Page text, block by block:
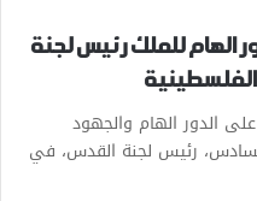
الهام للملك رئيس لجنة
على الدور الهام والجهود
رئيس لجنة القدس، في